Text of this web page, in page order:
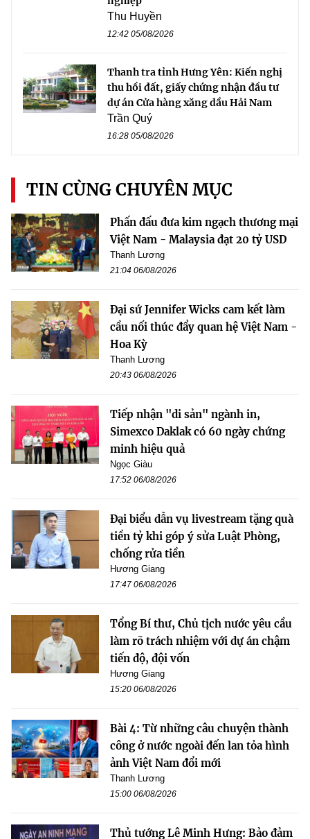
Thu Huyền
12:42 05/08/2026
Thanh tra tỉnh Hưng Yên: Kiến nghị
thu hồi đất, giấy chứng nhận đầu tư
dự án Cửa hàng xăng dầu Hải Nam
Trần Quý
16:28 05/08/2026
TIN CÙNG CHUYÊN MỤC
Phấn đấu đưa kim ngạch thương mại
Việt Nam - Malaysia đạt 20 tỷ USD
Thanh Lương
21:04 06/08/2026
Đại sứ Jennifer Wicks cam kết làm
cầu nối thúc đẩy quan hệ Việt Nam -
Hoa Kỳ
Thanh Lương
20:43 06/08/2026
Tiếp nhận "di sản" ngành in,
Simexco Daklak có 60 ngày chứng
minh hiệu quả
Ngọc Giàu
17:52 06/08/2026
Đại biểu dẫn vụ livestream tặng quà
tiền tỷ khi góp ý sửa Luật Phòng,
chống rửa tiền
Hương Giang
17:47 06/08/2026
Tổng Bí thư, Chủ tịch nước yêu cầu
làm rõ trách nhiệm với dự án chậm
tiến độ, đội vốn
Hương Giang
15:20 06/08/2026
Bài 4: Từ những câu chuyện thành
công ở nước ngoài đến lan tỏa hình
ảnh Việt Nam đổi mới
Thanh Lương
15:00 06/08/2026
Thủ tướng Lê Minh Hưng: Bảo đảm